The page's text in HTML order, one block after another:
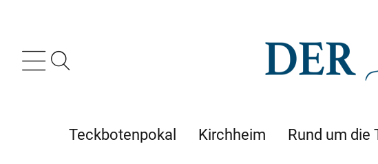
Teckbotenpokal Kirchheim Rund um die